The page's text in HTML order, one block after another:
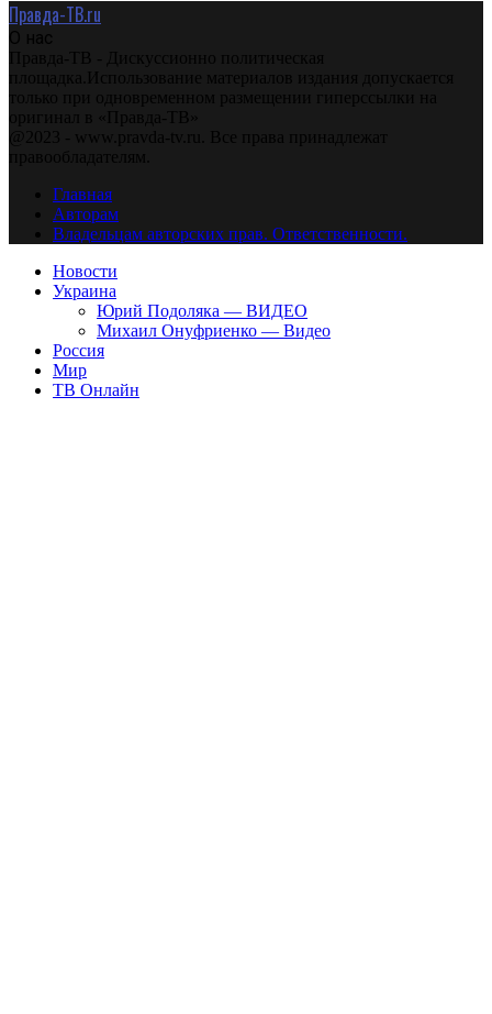
Правда-ТВ.ru
О нас
Правда-ТВ - Дискуссионно политическая
площадка.Использование материалов издания допускается
только при одновременном размещении гиперссылки на
оригинал в «Правда-ТВ»
@2023 - www.pravda-tv.ru. Все права принадлежат
правообладателям.
Главная
Авторам
Владельцам авторских прав. Ответственности.
Новости
Украина
Юрий Подоляка — ВИДЕО
Михаил Онуфриенко — Видео
Россия
Мир
ТВ Онлайн